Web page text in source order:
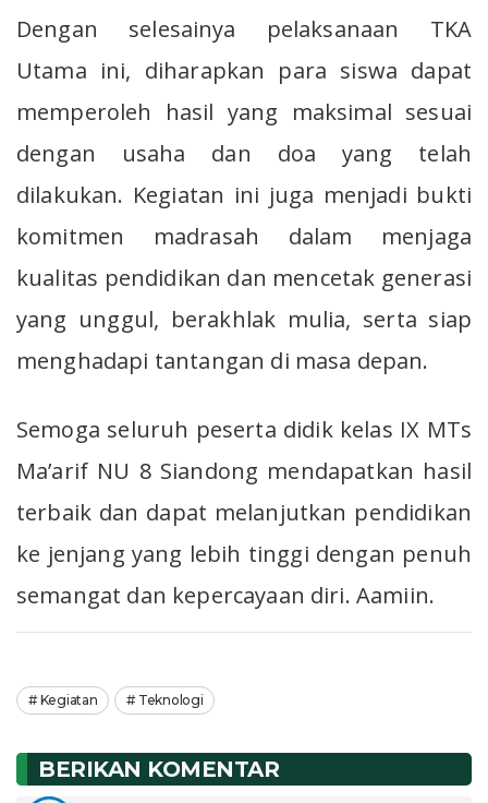
Dengan selesainya pelaksanaan TKA
Utama ini, diharapkan para siswa dapat
memperoleh hasil yang maksimal sesuai
dengan usaha dan doa yang telah
dilakukan. Kegiatan ini juga menjadi bukti
komitmen madrasah dalam menjaga
kualitas pendidikan dan mencetak generasi
yang unggul, berakhlak mulia, serta siap
menghadapi tantangan di masa depan.
Semoga seluruh peserta didik kelas IX MTs
Ma’arif NU 8 Siandong mendapatkan hasil
terbaik dan dapat melanjutkan pendidikan
ke jenjang yang lebih tinggi dengan penuh
semangat dan kepercayaan diri. Aamiin.
Kegiatan Teknologi
BERIKAN KOMENTAR